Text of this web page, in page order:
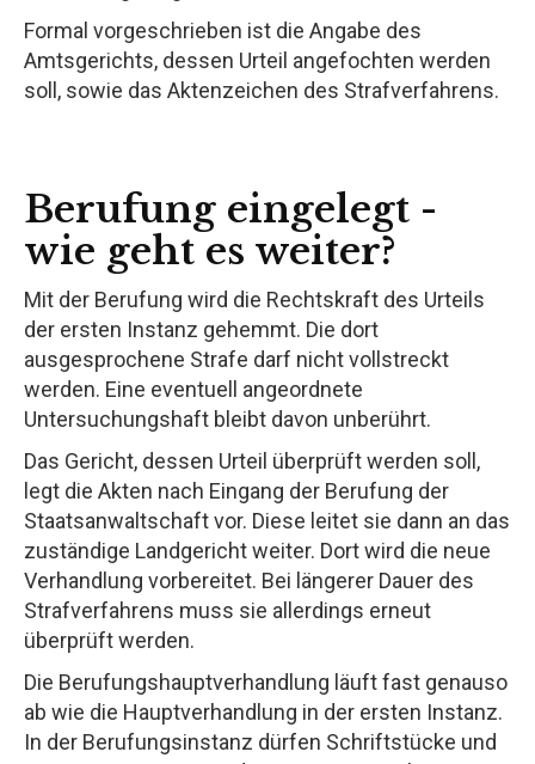
Formal vorgeschrieben ist die Angabe des
Amtsgerichts, dessen Urteil angefochten werden
soll, sowie das Aktenzeichen des Strafverfahrens.
Berufung eingelegt -
wie geht es weiter?
Mit der Berufung wird die Rechtskraft des Urteils
der ersten Instanz gehemmt. Die dort
ausgesprochene Strafe darf nicht vollstreckt
werden. Eine eventuell angeordnete
Untersuchungshaft bleibt davon unberührt.
Das Gericht, dessen Urteil überprüft werden soll,
legt die Akten nach Eingang der Berufung der
Staatsanwaltschaft vor. Diese leitet sie dann an das
zuständige Landgericht weiter. Dort wird die neue
Verhandlung vorbereitet. Bei längerer Dauer des
Strafverfahrens muss sie allerdings erneut
überprüft werden.
Die Berufungshauptverhandlung läuft fast genauso
ab wie die Hauptverhandlung in der ersten Instanz.
In der Berufungsinstanz dürfen Schriftstücke und